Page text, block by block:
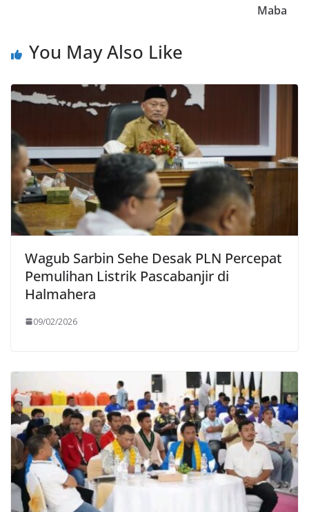
Maba
You May Also Like
Wagub Sarbin Sehe Desak PLN Percepat
Pemulihan Listrik Pascabanjir di
Halmahera
09/02/2026